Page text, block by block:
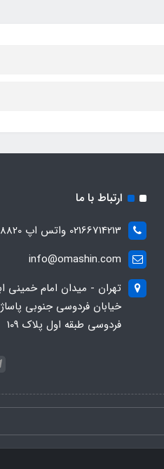
ارتباط با ما
02166714213 واتس اپ 09028288820
info@omashin.com
تهران - میدان امام خمینی
خیابان فردوسی جنوبی پاساژ
فردوسی طبقه اول پلاک 109